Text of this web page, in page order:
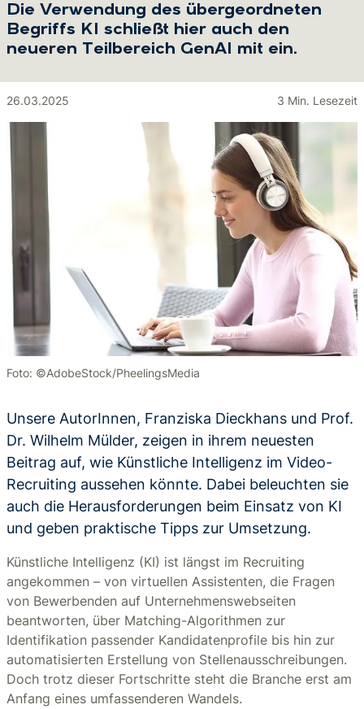
Die Verwendung des übergeordneten
Begriffs KI schließt hier auch den
neueren Teilbereich GenAI mit ein.
26.03.2025 3 Min. Lesezeit
Foto: ©AdobeStock/PheelingsMedia
Unsere AutorInnen, Franziska Dieckhans und Prof.
Dr. Wilhelm Mülder, zeigen in ihrem neuesten
Beitrag auf, wie Künstliche Intelligenz im Video-
Recruiting aussehen könnte. Dabei beleuchten sie
auch die Herausforderungen beim Einsatz von KI
und geben praktische Tipps zur Umsetzung.
Künstliche Intelligenz (KI) ist längst im Recruiting
angekommen – von virtuellen Assistenten, die Fragen
von Bewerbenden auf Unternehmenswebseiten
beantworten, über Matching-Algorithmen zur
Identifikation passender Kandidatenprofile bis hin zur
automatisierten Erstellung von Stellenausschreibungen.
Doch trotz dieser Fortschritte steht die Branche erst am
Anfang eines umfassenderen Wandels.